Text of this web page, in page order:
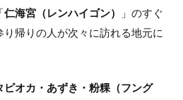
仁海宮（レンハイゴン）
」のすぐ
帰りの人が次々に訪れる地元に
ピオカ・あずき・粉粿（フング